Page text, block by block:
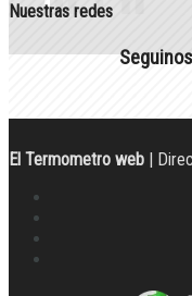
Nuestras redes
El Termometro web |